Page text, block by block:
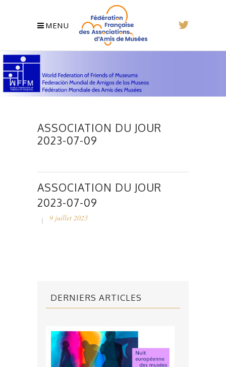
MENU
ASSOCIATION DU JOUR
2023-07-09
ASSOCIATION DU JOUR
2023-07-09
9 juillet 2023
DERNIERS ARTICLES